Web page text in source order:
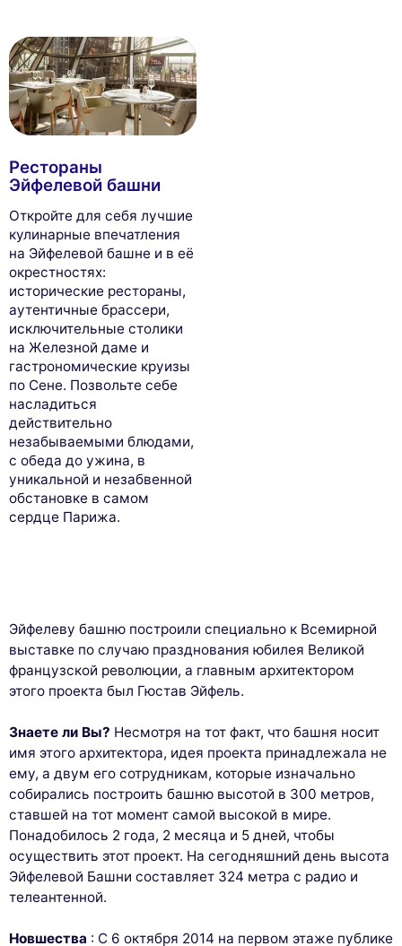
Рестораны
Эйфелевой башни
Откройте для себя лучшие
кулинарные впечатления
на Эйфелевой башне и в её
окрестностях:
исторические рестораны,
аутентичные брассери,
исключительные столики
на Железной даме и
гастрономические круизы
по Сене. Позвольте себе
насладиться
действительно
незабываемыми блюдами,
с обеда до ужина, в
уникальной и незабвенной
обстановке в самом
сердце Парижа.
Эйфелеву башню построили специально к Всемирной
выставке по случаю празднования юбилея Великой
французской революции, а главным архитектором
этого проекта был Гюстав Эйфель.
Знаете ли Вы? Несмотря на тот факт, что башня носит
имя этого архитектора, идея проекта принадлежала не
ему, а двум его сотрудникам, которые изначально
собирались построить башню высотой в 300 метров,
ставшей на тот момент самой высокой в мире.
Понадобилось 2 года, 2 месяца и 5 дней, чтобы
осуществить этот проект. На сегодняшний день высота
Эйфелевой Башни составляет 324 метра с радио и
телеантенной.
Новшества : С 6 октября 2014 на первом этаже публике